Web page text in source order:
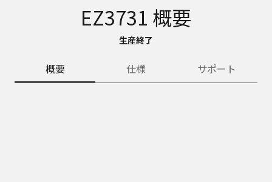
EZ3731 概要
生産終了
概要 仕様 サポート